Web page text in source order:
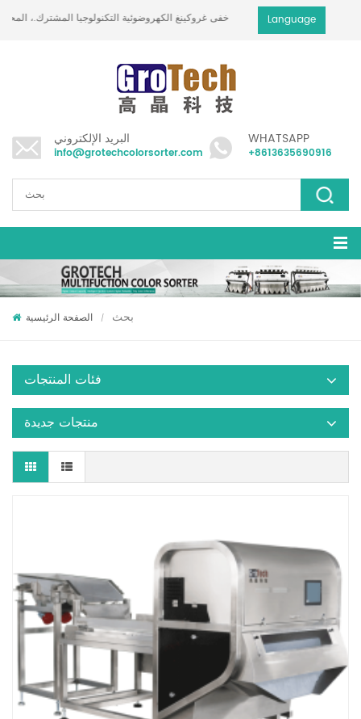
خفى غروكينغ الكهروضوئية التكنولوجيا المشترك.، Language
البريد الإلكتروني
info@grotechcolorsorter.com
WHATSAPP
+8613635690916
الصفحة الرئيسية / بحث
فئات المنتجات
منتجات جديدة